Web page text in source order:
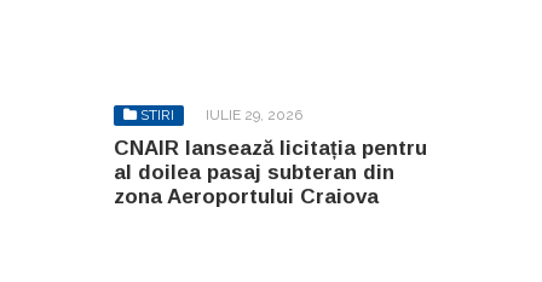
STIRI IULIE 29, 2026
CNAIR lansează licitația pentru
al doilea pasaj subteran din
zona Aeroportului Craiova